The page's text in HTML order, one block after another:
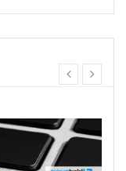
prev